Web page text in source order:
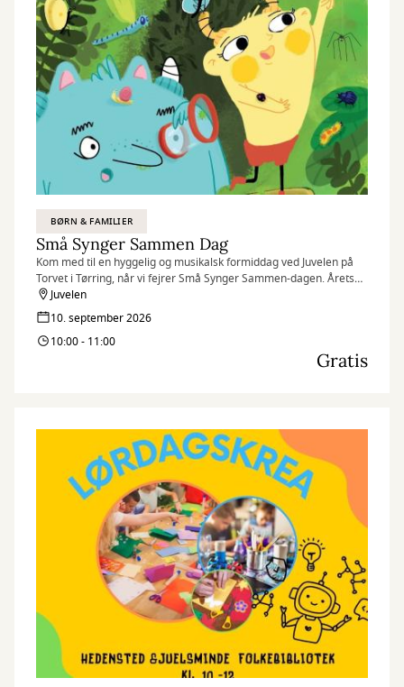
BØRN & FAMILIER
Små Synger Sammen Dag
Kom med til en hyggelig og musikalsk formiddag ved Juvelen på
Torvet i Tørring, når vi fejrer Små Synger Sammen-dagen. Årets
tema er krible-krable-dyr.
Juvelen
10. september 2026
10:00 - 11:00
Gratis